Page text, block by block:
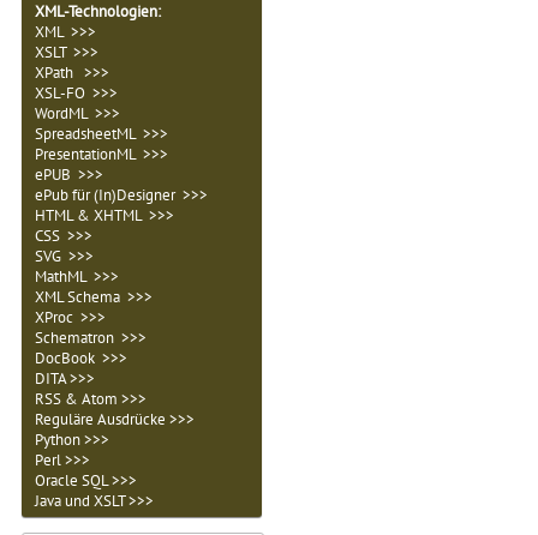
XML-Technologien:
XML >>>
XSLT >>>
XPath >>>
XSL-FO >>>
WordML >>>
SpreadsheetML >>>
PresentationML >>>
ePUB >>>
ePub für (In)Designer >>>
HTML & XHTML >>>
CSS >>>
SVG >>>
MathML >>>
XML Schema >>>
XProc >>>
Schematron >>>
DocBook >>>
DITA >>>
RSS & Atom >>>
Reguläre Ausdrücke >>>
Python >>>
Perl >>>
Oracle SQL >>>
Java und XSLT >>>